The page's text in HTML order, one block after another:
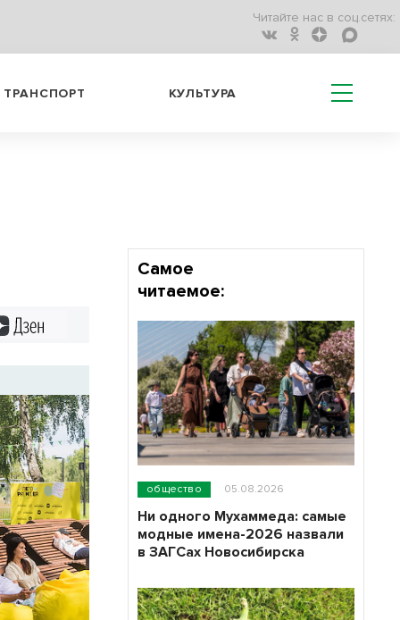
Читайте нас в соц.сетях:
ТРАНСПОРТ КУЛЬТУРА
Самое
читаемое:
общество 05.08.2026
Ни одного Мухаммеда: самые
модные имена-2026 назвали
в ЗАГСах Новосибирска